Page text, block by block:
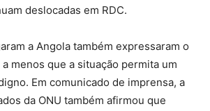
deslocadas em RDC.
a Angola também expressaram o
menos que a situação permita um
Em comunicado de imprensa, a
da ONU também afirmou que